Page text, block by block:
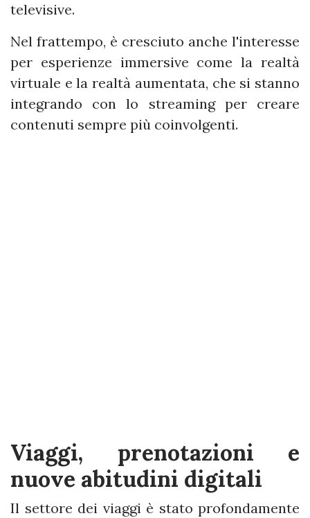
televisive.
Nel frattempo, è cresciuto anche l'interesse
per esperienze immersive come la realtà
virtuale e la realtà aumentata, che si stanno
integrando con lo streaming per creare
contenuti sempre più coinvolgenti.
Viaggi, prenotazioni e
nuove abitudini digitali
Il settore dei viaggi è stato profondamente